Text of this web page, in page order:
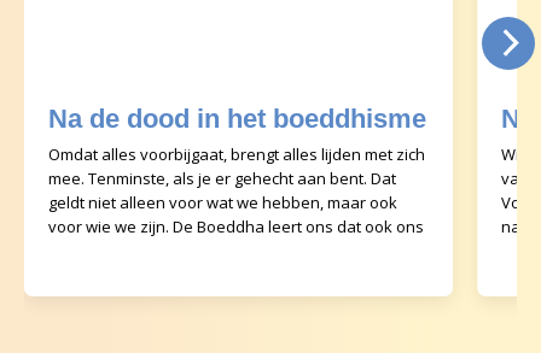
Na de dood in het boeddhisme
Omdat alles voorbijgaat, brengt alles lijden met zich
mee. Tenminste, als je er gehecht aan bent. Dat
geldt niet alleen voor wat we hebben, maar ook
voor wie we zijn. De Boeddha leert ons dat ook ons
Wie
van.
Voor
naar